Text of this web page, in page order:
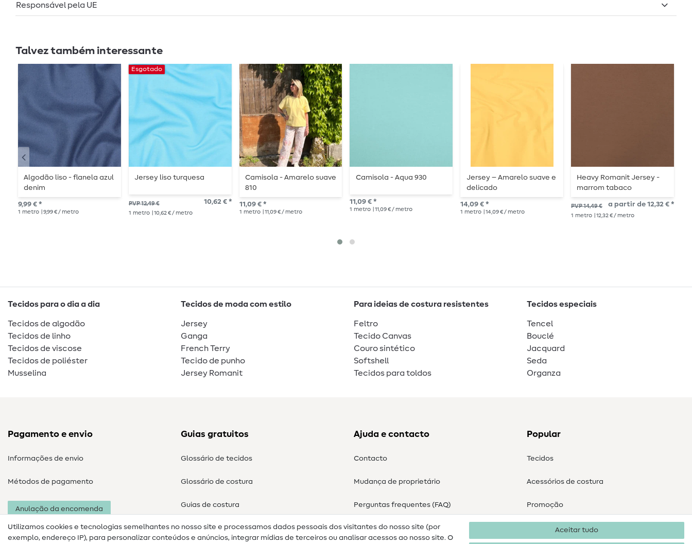
Responsável pela UE
Talvez também interessante
Algodão liso - flanela azul
denim
9,99 € *
1 metro | 9,99 € / metro
Esgotado
Jersey liso turquesa
PVP 12,49 € 10,62 € *
1 metro | 10,62 € / metro
Camisola - Amarelo suave
810
11,09 € *
1 metro | 11,09 € / metro
Camisola - Aqua 930
11,09 € *
1 metro | 11,09 € / metro
Jersey – Amarelo suave e
delicado
14,09 € *
1 metro | 14,09 € / metro
Heavy Romanit Jersey -
marrom tabaco
PVP 14,49 € a partir de 12,32 € *
1 metro | 12,32 € / metro
Tecidos para o dia a dia
Tecidos de algodão
Tecidos de linho
Tecidos de viscose
Tecidos de poliéster
Musselina
Tecidos de moda com estilo
Jersey
Ganga
French Terry
Tecido de punho
Jersey Romanit
Para ideias de costura resistentes
Feltro
Tecido Canvas
Couro sintético
Softshell
Tecidos para toldos
Tecidos especiais
Tencel
Bouclé
Jacquard
Seda
Organza
Pagamento e envio
Informações de envio
Métodos de pagamento
Anulação da encomenda
Guias gratuitos
Glossário de tecidos
Glossário de costura
Guias de costura
Ajuda e contacto
Contacto
Mudança de proprietário
Perguntas frequentes (FAQ)
Direito de cancelamento
Popular
Tecidos
Acessórios de costura
Promoção
Utilizamos cookies e tecnologias semelhantes no nosso site e processamos dados pessoais dos visitantes do nosso site (por
exemplo, endereço IP), para personalizar conteúdos e anúncios, integrar mídias de terceiros ou analisar acessos ao nosso site. O
Aceitar tudo